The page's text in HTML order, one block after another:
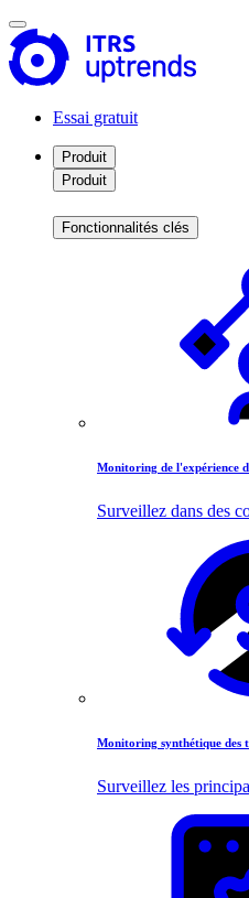
Essai gratuit
Produit
Produit
Fonctionnalités clés
Monitoring de l'expérience
Surveillez dans des
Monitoring synthétique des
Surveillez les